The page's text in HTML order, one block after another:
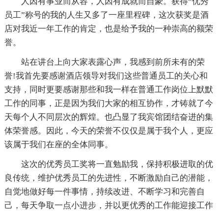
员工”称号的我的人生又多了一座里程碑，这次获奖是酒
店对我近一年工作的肯定，也是给予我的一种崇高的额荣
誉。
站在讲台上向大家表露心声，我感到前所未有的荣
誉!我首先要感谢酒店领导对我们这些普通员工的关心和
支持，同时更要感谢那些和我一样在普通工作岗位上默默
工作的同事，正是因为我们大家的相互协作，才铸就了今
天每个人不同层次的辉煌。也凸显了我宾馆团结奋进的集
体荣誉感。因此，今天的荣誉不仅仅是属于我个人，更应
该属于我们在座的全体同事。
这次的优秀员工奖将一直勉励我，保持积极进取的优
良传统，维护优秀员工的先进性，不断激励自己的潜能，
自觉地做好每一件事情，持续改进、不断学习和完善自
己，每天争取一点小进步，并以更优秀的工作能迎接工作